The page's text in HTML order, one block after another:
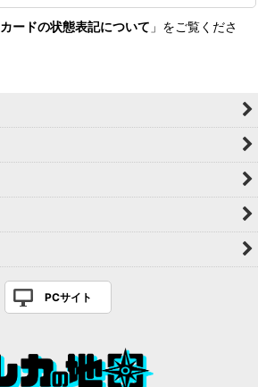
カードの状態表記について 」をご覧くださ
PCサイト